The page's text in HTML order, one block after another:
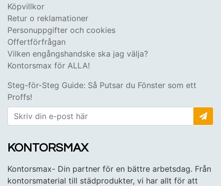
Köpvillkor
Retur o reklamationer
Personuppgifter och cookies
Offertförfrågan
Vilken engångshandske ska jag välja?
Kontorsmax för ALLA!
Steg-för-Steg Guide: Så Putsar du Fönster som ett
Proffs!
KONTORSMAX
Kontorsmax- Din partner för en bättre arbetsdag. Från
kontorsmaterial till städprodukter, vi har allt för att